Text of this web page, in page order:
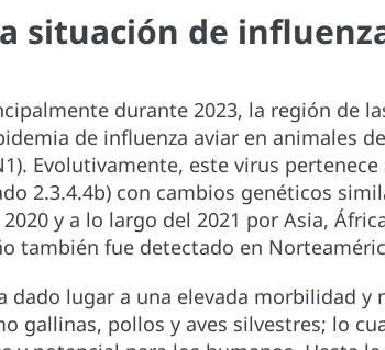
situación de
durante 2023, la región de
de influenza aviar en animales
Evolutivamente, este virus
2.3.4.4b) con cambios genéticos
y a lo largo del 2021 por Asia,
también fue detectado en
dado lugar a una elevada morbilidad y
gallinas, pollos y aves silvestres; lo